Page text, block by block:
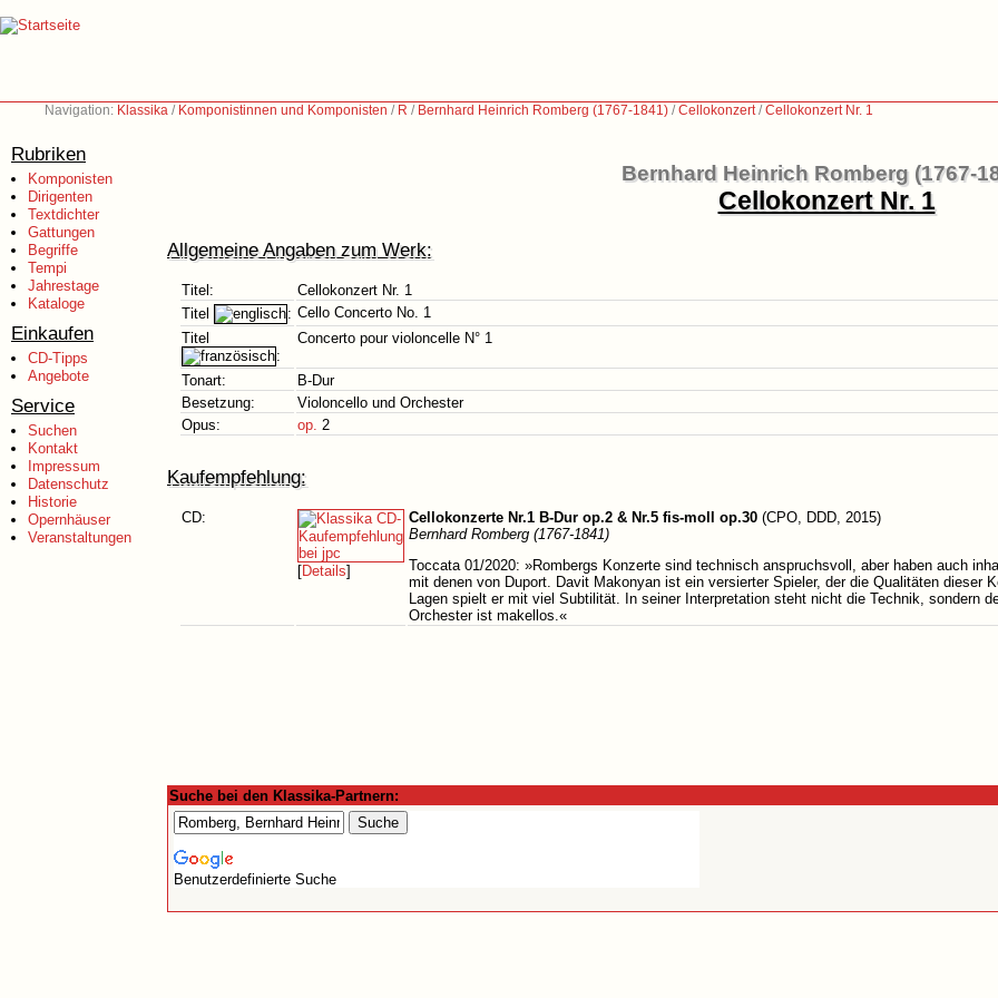
Navigation: Klassika / Komponistinnen und Komponisten / R / Bernhard Heinrich Romberg (1767-1841) /Cellokonzert/Cellokonzert Nr. 1
Rubriken
Komponisten
Dirigenten
Textdichter
Gattungen
Begriffe
Tempi
Jahrestage
Kataloge
Einkaufen
CD-Tipps
Angebote
Service
Suchen
Kontakt
Impressum
Datenschutz
Historie
Opernhäuser
Veranstaltungen
Bernhard Heinrich Romberg (1767-
Cellokonzert Nr. 1
Allgemeine Angaben zum Werk:
Titel:
Cellokonzert Nr. 1
Titel
: Cello Concerto No. 1
Titel
:
Concerto pour violoncelle N° 1
Tonart:
B-Dur
Besetzung:
Violoncello und Orchester
Opus:
op. 2
Kaufempfehlung:
CD:
[Details]
Cellokonzerte Nr.1 B-Dur op.2 & Nr.5 fis-moll op.30 (CPO, DDD, 2015)
Bernhard Romberg (1767-1841)
Toccata 01/2020: »Rombergs Konzerte sind technisch anspruchsvoll, aber haben auch
mit denen von Duport. Davit Makonyan ist ein versierter Spieler, der die Qualitäten dieser
Lagen spielt er mit viel Subtilität. In seiner Interpretation steht nicht die Technik, sondern
Orchester ist makellos.«
Suche bei den Klassika-Partnern:
Benutzerdefinierte Suche